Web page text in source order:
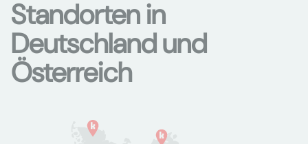
Standorten in
Deutschland und
Österreich